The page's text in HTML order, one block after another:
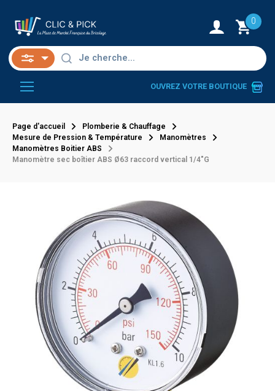
0
OUVREZ VOTRE BOUTIQUE
Page d'accueil
Plomberie & Chauffage
Mesure de Pression & Température
Manomètres
Manomètres Boitier ABS
Manomètre sec boîtier ABS Ø63 raccord vertical 1/4"G